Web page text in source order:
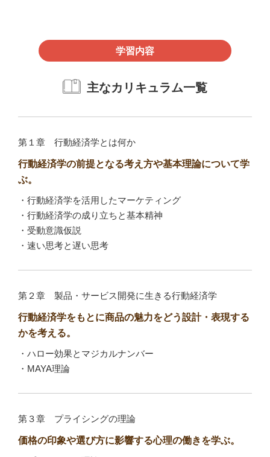
学習内容
主なカリキュラム一覧
第１章 行動経済学とは何か
行動経済学の前提となる考え方や基本理論について学
ぶ。
・行動経済学を活用したマーケティング
・行動経済学の成り立ちと基本精神
・受動意識仮説
・速い思考と遅い思考
第２章 製品・サービス開発に生きる行動経済学
行動経済学をもとに商品の魅力をどう設計・表現する
かを考える。
・ハロー効果とマジカルナンバー
・MAYA理論
第３章 プライシングの理論
価格の印象や選び方に影響する心理の働きを学ぶ。